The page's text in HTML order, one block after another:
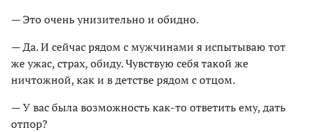
— Это очень унизительно и обидно.
— Да. И сейчас рядом с мужчинами я испытываю тот
же ужас, страх, обиду. Чувствую себя такой же
ничтожной, как и в детстве рядом с отцом.
— У вас была возможность как-то ответить ему, дать
отпор?